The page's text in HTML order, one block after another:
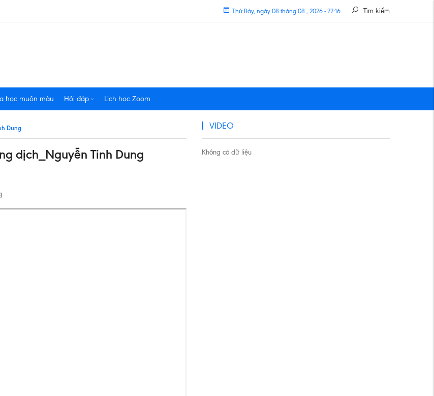
Tìm kiếm
Thứ Bảy, ngày 08 tháng 08 , 2026 - 22:16
học muôn màu Hỏi đáp Lịch học Zoom
Dung
dịch_Nguyễn Tinh Dung
VIDEO
Không có dữ liệu